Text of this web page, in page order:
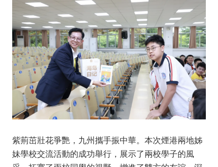
紫荊茁壯花爭艷，九州攜手振中華。本次煙港兩地姊
妹學校交流活動的成功舉行，展示了兩校學子的風